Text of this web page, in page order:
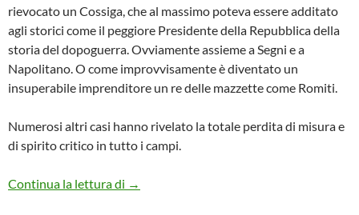
rievocato un Cossiga, che al massimo poteva essere additato
agli storici come il peggiore Presidente della Repubblica della
storia del dopoguerra. Ovviamente assieme a Segni e a
Napolitano. O come improvvisamente è diventato un
insuperabile imprenditore un re delle mazzette come Romiti.
Numerosi altri casi hanno rivelato la totale perdita di misura e
di spirito critico in tutto i campi.
Continua la lettura di IL TRIONFO DEL RIDICOLO: COME
→